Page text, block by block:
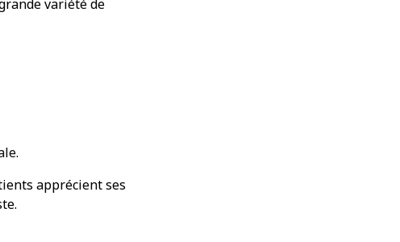
variété de
apprécient ses